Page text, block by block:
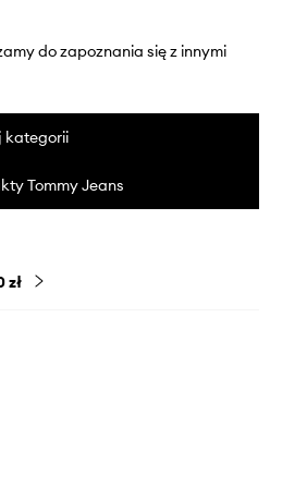
do zapoznania się z innymi
kategorii
Tommy Jeans
zł